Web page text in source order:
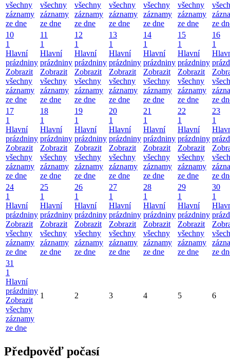
všechny
záznamy
ze dne
všechny
záznamy
ze dne
všechny
záznamy
ze dne
všechny
záznamy
ze dne
všechny
záznamy
ze dne
všechny
záznamy
ze dne
ze
10
1
Hlavní
prázdniny
Zobrazit
všechny
záznamy
ze dne
11
1
Hlavní
prázdniny
Zobrazit
všechny
záznamy
ze dne
12
1
Hlavní
prázdniny
Zobrazit
všechny
záznamy
ze dne
13
1
Hlavní
prázdniny
Zobrazit
všechny
záznamy
ze dne
14
1
Hlavní
prázdniny
Zobrazit
všechny
záznamy
ze dne
15
1
Hlavní
prázdniny
Zobrazit
všechny
záznamy
ze dne
16
1
ze
17
1
Hlavní
prázdniny
Zobrazit
všechny
záznamy
ze dne
18
1
Hlavní
prázdniny
Zobrazit
všechny
záznamy
ze dne
19
1
Hlavní
prázdniny
Zobrazit
všechny
záznamy
ze dne
20
1
Hlavní
prázdniny
Zobrazit
všechny
záznamy
ze dne
21
1
Hlavní
prázdniny
Zobrazit
všechny
záznamy
ze dne
22
1
Hlavní
prázdniny
Zobrazit
všechny
záznamy
ze dne
23
1
ze
24
1
Hlavní
prázdniny
Zobrazit
všechny
záznamy
ze dne
25
1
Hlavní
prázdniny
Zobrazit
všechny
záznamy
ze dne
26
1
Hlavní
prázdniny
Zobrazit
všechny
záznamy
ze dne
27
1
Hlavní
prázdniny
Zobrazit
všechny
záznamy
ze dne
28
1
Hlavní
prázdniny
Zobrazit
všechny
záznamy
ze dne
29
1
Hlavní
prázdniny
Zobrazit
všechny
záznamy
ze dne
30
1
ze
31
1
Hlavní
prázdniny
Zobrazit
všechny
záznamy
ze dne
1 2 3 4 5 6
Předpověď počasí